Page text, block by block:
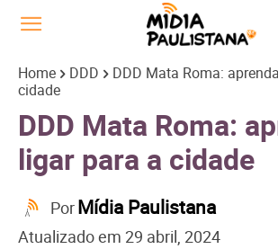
Home DDD
DDD Mata Roma:
cidade
DDD Mata Roma:
ligar para a cidade
PorMídia Paulistana
Atualizado em 29 abril, 2024